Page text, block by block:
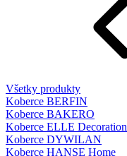
Všetky produkty
Koberce BERFIN
Koberce BAKERO
Koberce ELLE Decoration
Koberce DYWILAN
Koberce HANSE Home